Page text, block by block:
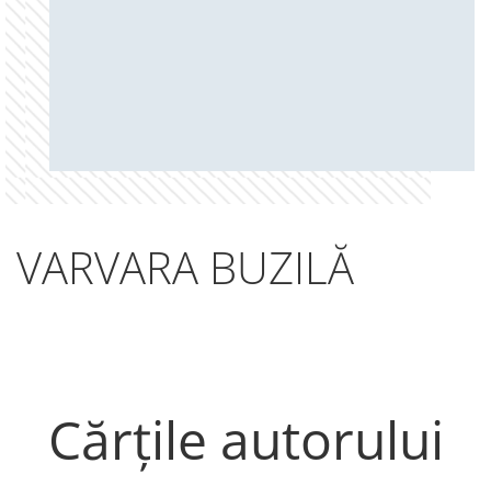
VARVARA BUZILĂ
Cărțile autorului